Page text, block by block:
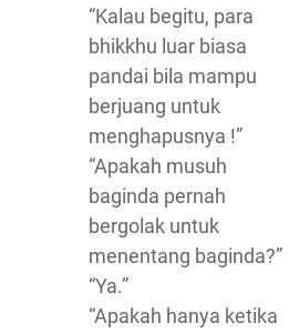
“Kalau begitu, para
bhikkhu luar biasa
pandai bila mampu
berjuang untuk
menghapusnya !”
“Apakah musuh
baginda pernah
bergolak untuk
menentang baginda?”
“Ya.”
“Apakah hanya ketika